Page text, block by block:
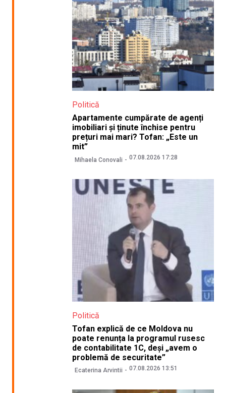
Politică
Apartamente cumpărate de agenți
imobiliari și ținute închise pentru
prețuri mai mari? Tofan: „Este un
mit”
Mihaela Conovali 07.08.2026 17:28
Politică
Tofan explică de ce Moldova nu
poate renunța la programul rusesc
de contabilitate 1C, deși „avem o
problemă de securitate”
Ecaterina Arvintii 07.08.2026 13:51